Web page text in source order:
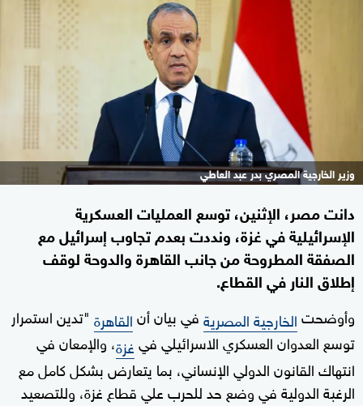
وزير الخارجية المصري بدر عبد العاطي
دانت مصر، الإثنين، توسع العمليات العسكرية
الإسرائيلية في غزة، ونددت بعدم تجاوب إسرائيل مع
الصفقة المطروحة من جانب القاهرة والدوحة لوقف
إطلاق النار في القطاع.
وأوضحتالخارجية المصريةفي بيان أنالقاهرة "تدين استمرار
توسع العدوان العسكري الاسرائيلي فيغزة، والإمعان في
انتهاك القانون الدولي الإنساني، بما يتعارض بشكل كامل مع
الرغبة الدولية في وضع حد للحرب علي قطاع غزة، وللتصعيد